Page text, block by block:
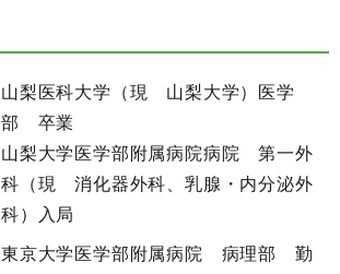
山梨医科大学（現 山梨大学）医学
部 卒業
山梨大学医学部附属病院病院 第一外
科（現 消化器外科、乳腺・内分泌外
科）入局
東京大学医学部附属病院 病理部 勤